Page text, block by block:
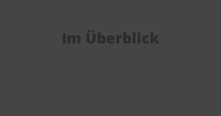
Im Überblick